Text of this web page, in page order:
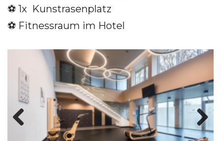
⚽️ 1x Kunstrasenplatz
⚽️ Fitnessraum im Hotel
Previous Next